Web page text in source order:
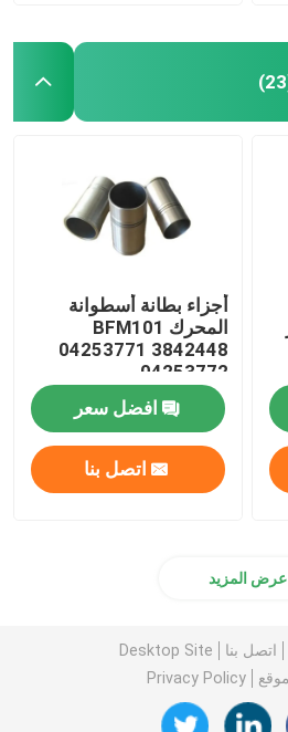
أجزاء بطانة أسطوانة
المحرك BFM101
04253771 3842448
04253772
افضل سعر
اتصل بنا
عرض المزيد
اتصل بنا
Desktop Site
Privacy Policy